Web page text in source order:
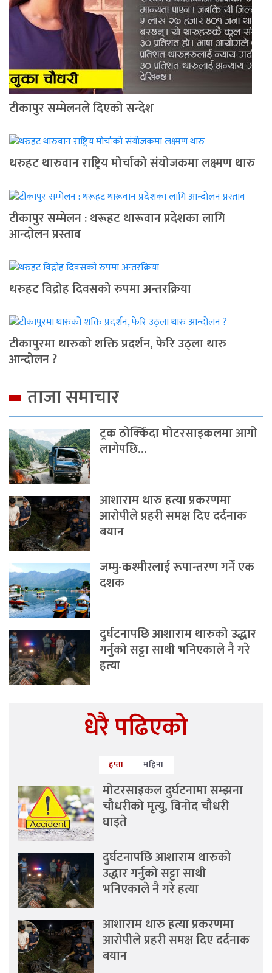
टीकापुर सम्मेलनले दिएको सन्देश
थरुहट थारुवान राष्ट्रिय मोर्चाको संयोजकमा लक्ष्मण थारु
टीकापुर सम्मेलन : थरूहट थारूवान प्रदेशका लागि
आन्दाेलन प्रस्ताव
थरुहट विद्रोह दिवसको रुपमा अन्तरक्रिया
टीकापुरमा थारुको शक्ति प्रदर्शन, फेरि उठ्ला थारु
आन्दोलन ?
ताजा समाचार
ट्रक ठोक्किँदा मोटरसाइकलमा आगो
लागेपछि…
आशाराम थारु हत्या प्रकरणमा
आरोपीले प्रहरी समक्ष दिए दर्दनाक
बयान
जम्मु-कश्मीरलाई रूपान्तरण गर्ने एक
दशक
दुर्घटनापछि आशाराम थारुको उद्धार
गर्नुको सट्टा साथी भनिएकाले नै गरे
हत्या
धेरै पढिएको
हप्ता महिना
मोटरसाइकल दुर्घटनामा सम्झना
चौधरीको मृत्यु, विनोद चौधरी
घाइते
दुर्घटनापछि आशाराम थारुको
उद्धार गर्नुको सट्टा साथी
भनिएकाले नै गरे हत्या
आशाराम थारु हत्या प्रकरणमा
आरोपीले प्रहरी समक्ष दिए दर्दनाक
बयान